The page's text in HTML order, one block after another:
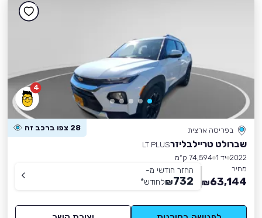
4
בפריסה ארצית 28 צפו ברכב זה
שברולט טריילבליזרLT PLUS
2022 יד 1
74,594 ק״מ
מחיר
63,144
₪
החזר חודשי מ-
732
₪לחודש*